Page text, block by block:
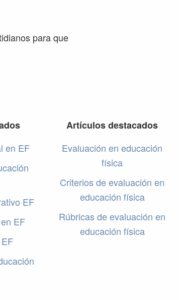
para que
en EF
EF
EF
Artículos destacados
Evaluación en educación
física
Criterios de evaluación en
educación física
Rúbricas de evaluación en
educación física